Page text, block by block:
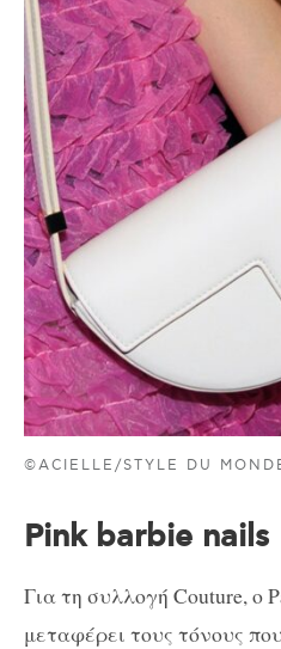
©ACIELLE/STYLE DU
Pink barbie nails
Για τη συλλογή Couture, ο
μεταφέρει τους τόνους